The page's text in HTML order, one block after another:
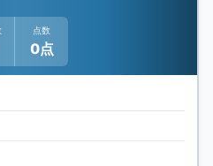
点数
0点